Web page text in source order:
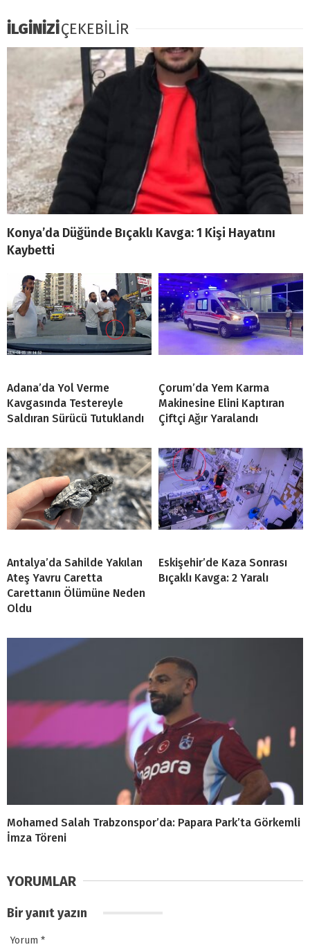
İLGİNİZİÇEKEBİLİR
Konya’da Düğünde Bıçaklı Kavga: 1 Kişi Hayatını
Kaybetti
Adana’da Yol Verme
Kavgasında Testereyle
Saldıran Sürücü Tutuklandı
Çorum’da Yem Karma
Makinesine Elini Kaptıran
Çiftçi Ağır Yaralandı
Antalya’da Sahilde Yakılan
Ateş Yavru Caretta
Carettanın Ölümüne Neden
Oldu
Eskişehir’de Kaza Sonrası
Bıçaklı Kavga: 2 Yaralı
Mohamed Salah Trabzonspor’da: Papara Park’ta Görkemli
İmza Töreni
YORUMLAR
Bir yanıt yazın
Yorum *